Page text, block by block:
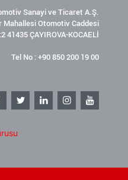
Sanayi ve Ticaret A.Ş.
Mahallesi Otomotiv Caddesi
41435 ÇAYIROVA-KOCAELİ
Tel No : +90 850 200 19 00